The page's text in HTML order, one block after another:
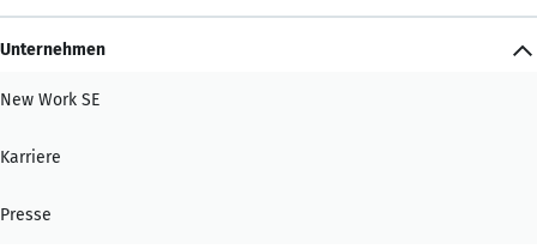
Unternehmen
New Work SE
Karriere
Presse